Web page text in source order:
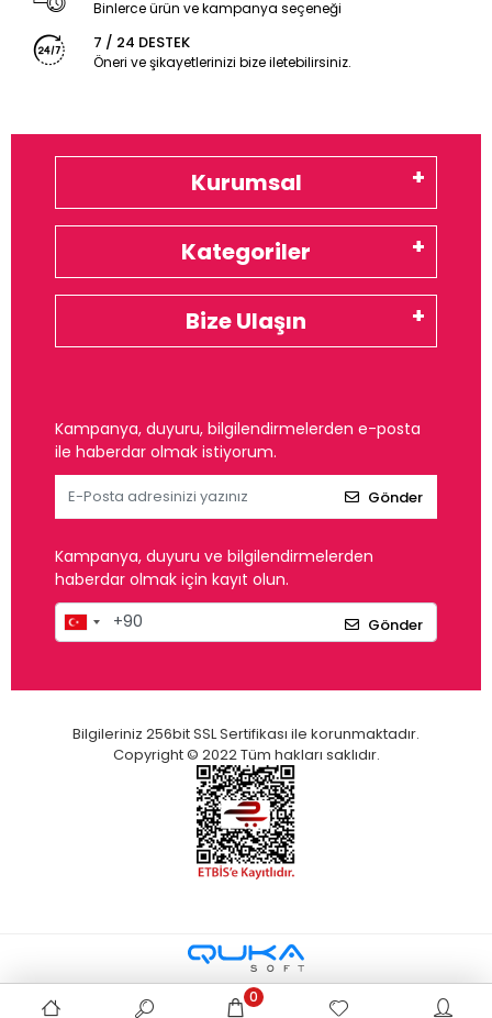
Binlerce ürün ve kampanya seçeneği
7 / 24 DESTEK
Öneri ve şikayetlerinizi bize iletebilirsiniz.
Kurumsal
Kategoriler
Bize Ulaşın
Kampanya, duyuru, bilgilendirmelerden e-posta
ile haberdar olmak istiyorum.
Gönder
Kampanya, duyuru ve bilgilendirmelerden
haberdar olmak için kayıt olun.
Gönder
Bilgileriniz 256bit SSL Sertifikası ile korunmaktadır.
Copyright © 2022 Tüm hakları saklıdır.
0